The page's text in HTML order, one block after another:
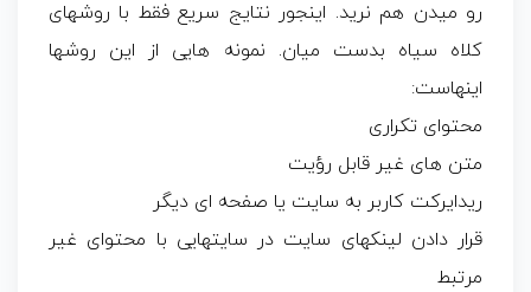
رو میدن هم نرید. اینجور نتایج سریع فقط با روشهای
کلاه سیاه بدست میان. نمونه هایی از این روشها
اینهاست:
محتوای تکراری
متن های غیر قابل رؤیت
ریدایرکت کاربر به سایت یا صفحه ای دیگر
قرار دادن لینکهای سایت در سایتهایی با محتوای غیر
مرتبط